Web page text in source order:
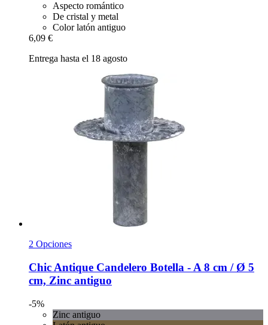
Aspecto romántico
De cristal y metal
Color latón antiguo
6,09 €
Entrega hasta el 18 agosto
2 Opciones
Chic Antique Candelero Botella -​ A 8 cm / Ø 5
cm, Zinc antiguo
-5%
Zinc antiguo